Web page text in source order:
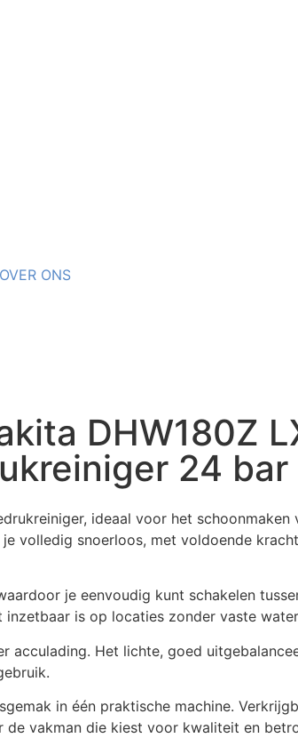
OVER ONS
DHW180Z
24 bar
ideaal voor het schoonmaken
volledig snoerloos, met voldoende
je eenvoudig kunt schakelen
is op locaties zonder vaste
Het lichte, goed
in één praktische machine.
vakman die kiest voor kwaliteit en